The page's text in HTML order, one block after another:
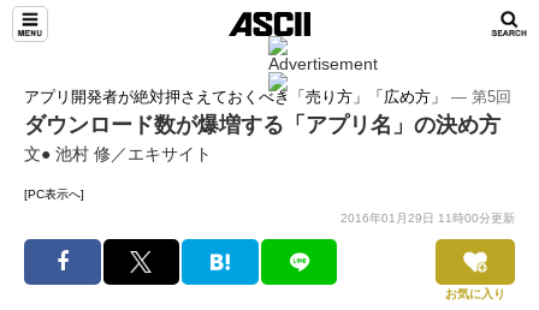
アプリ開発者が絶対押さえておくべき「売り方」「広め方」 ― 第5回
ダウンロード数が爆増する「アプリ名」の決め方
文● 池村 修／エキサイト
[PC表示へ]
2016年01月29日 11時00分更新
お気に入り